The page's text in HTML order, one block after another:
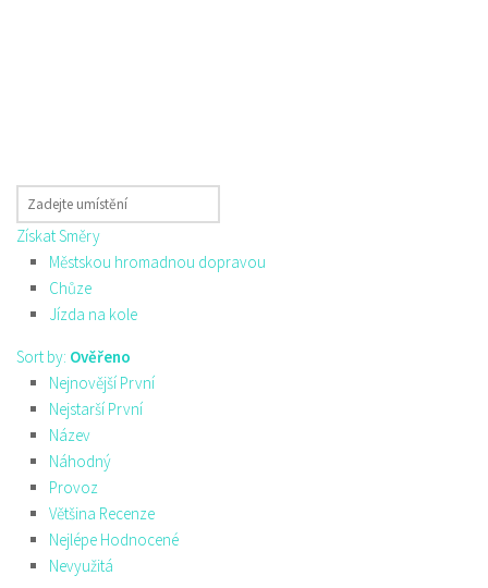
Získat Směry
Městskou hromadnou dopravou
Chůze
Jízda na kole
Sort by: Ověřeno
Nejnovější První
Nejstarší První
Název
Náhodný
Provoz
Většina Recenze
Nejlépe Hodnocené
Nevyužitá